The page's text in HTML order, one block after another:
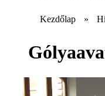
Kezdőlap »